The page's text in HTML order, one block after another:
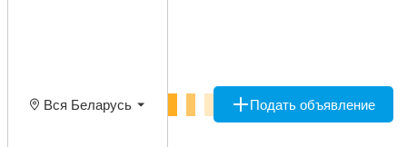
Вся Беларусь Подать объявление